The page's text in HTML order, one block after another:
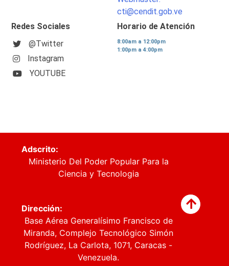
cti@cendit.gob.ve
Redes Sociales
@Twitter
Instagram
YOUTUBE
Horario de Atención
8:00am a 12:00pm
1:00pm a 4:00pm
Adscrito:
Ministerio Del Poder Popular Para la
Ciencia y Tecnologia
Dirección:
Base Aérea Generalísimo Francisco de
Miranda, Complejo Tecnológico Simón
Rodríguez, La Carlota, 1071, Caracas -
Venezuela.